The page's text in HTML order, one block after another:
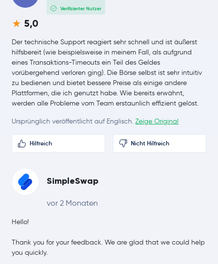
Monero XMR
Chainlink LINK
Stellar Lumens XLM
Bitcoin Cash BCH
SHIBA INU SHIB
Sui SUI
Avalanche AVAX
NEAR Protocol
Verifizierter Nutzer
5,0
Der technische Support reagiert sehr schnell und ist äußerst
hilfsbereit (wie beispielsweise in meinem Fall, als aufgrund
eines Transaktions-Timeouts ein Teil des Geldes
vorübergehend verloren ging). Die Börse selbst ist sehr intuitiv
zu bedienen und bietet bessere Preise als einige andere
Plattformen, die ich genutzt habe. Wie bereits erwähnt,
werden alle Probleme vom Team erstaunlich effizient gelöst.
Ursprünglich veröffentlicht auf Englisch. Zeige Original
Hilfreich Nicht Hilfreich
SimpleSwap
vor 2 Monaten
Hello!
Thank you for your feedback. We are glad that we could help
you quickly.